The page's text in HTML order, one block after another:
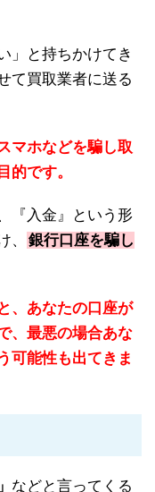
」と持ちかけてき
て買取業者に送る
マホなどを騙し取
的です。
『入金』という形
、
銀行口座を騙し
、あなたの口座が
、最悪の場合あな
可能性も出てきま
などと言ってくる